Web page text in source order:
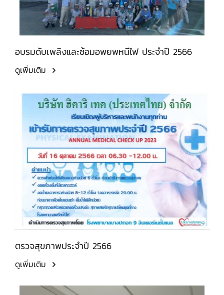
อบรมดับเพลิงและซ้อมอพยพหนีไฟ ประจำปี 2566
ดูเพิ่มเติม
ตรวจสุขภาพประจำปี 2566
ดูเพิ่มเติม